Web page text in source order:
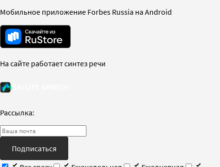
Мобильное приложение Forbes Russia на Android
На сайте работает синтез речи
Рассылка:
Подписаться